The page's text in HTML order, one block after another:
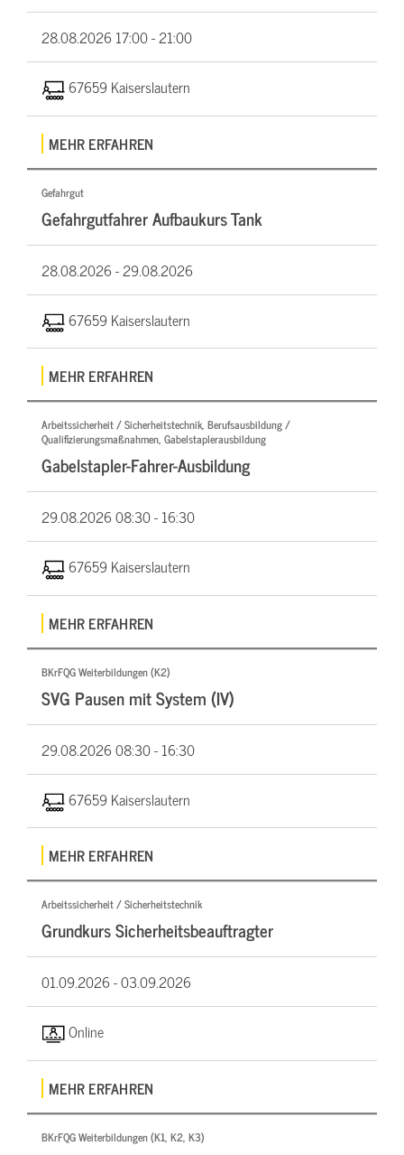
28.08.2026 17:00 - 21:00
67659 Kaiserslautern
MEHR ERFAHREN
Gefahrgut
Gefahrgutfahrer Aufbaukurs Tank
28.08.2026 -29.08.2026
67659 Kaiserslautern
MEHR ERFAHREN
Arbeitssicherheit / Sicherheitstechnik, Berufsausbildung /
Qualifizierungsmaßnahmen, Gabelstaplerausbildung
Gabelstapler-Fahrer-Ausbildung
29.08.202608:30 - 16:30
67659 Kaiserslautern
MEHR ERFAHREN
BKrFQG Weiterbildungen (K2)
SVG Pausen mit System (IV)
29.08.202608:30 - 16:30
67659 Kaiserslautern
MEHR ERFAHREN
Arbeitssicherheit / Sicherheitstechnik
Grundkurs Sicherheitsbeauftragter
01.09.2026 -03.09.2026
Online
MEHR ERFAHREN
BKrFQG Weiterbildungen (K1, K2, K3)